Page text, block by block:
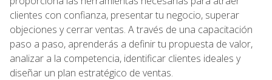
clientes con confianza, presentar tu negocio, superar
objeciones y cerrar ventas. A través de una capacitación
paso a paso, aprenderás a definir tu propuesta de valor,
analizar a la competencia, identificar clientes ideales y
diseñar un plan estratégico de ventas.